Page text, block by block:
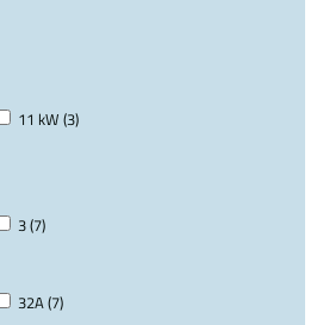
11 kW (3)
3 (7)
32A (7)